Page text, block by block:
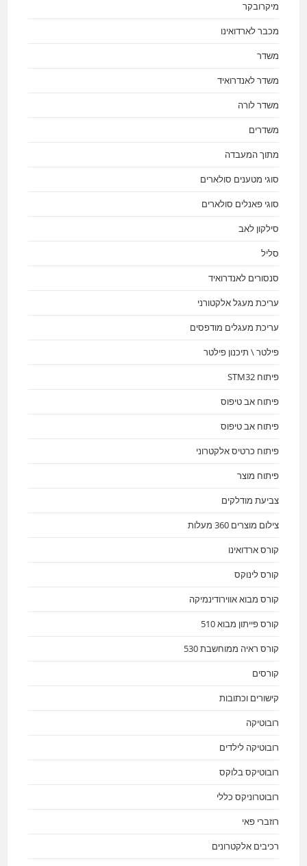
מיקרובקר
מכבר לארדואינו
משדר
משדר לאנדרואיד
משדר לורה
משדרים
מתוך המעבדה
סוגי מטענים סולארים
סוגי פאנלים סולארים
סילקון לאב
סליל
סנסורים לאנדרואיד
עריכת מעגל אלקטורני
עריכת מעגלים מודפסים
פילטר \ תיכנון פילטר
פיתוח STM32
פיתוח אב טיפוס
פיתוח אב טיפוס
פיתוח כרטיס אלקטרוני
פיתוח מוצר
צביעת מודלקים
צילום מוצרים 360 מעלות
קורס ארדואינו
קורס לינוקס
קורס מבוא אווירודינמיקה
קורס פייתון מבוא 510
קורס ראיה ממוחשבת 530
קורסים
קישורים וכתובות
רובוטיקה
רובוטיקה לילדים
רובוטיקס בלוקס
רובוטרוניקס כללי
רוזברי פאי
רכיבים אלקטרונים